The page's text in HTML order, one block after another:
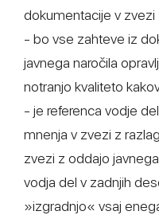
dokumentacije v zvezi
- bo vse zahteve iz
javnega naročila
notranjo kvaliteto
- je referenca vodje
mnenja v zvezi z
zvezi z oddajo
vodja del v zadnjih
»izgradnjo« vsaj